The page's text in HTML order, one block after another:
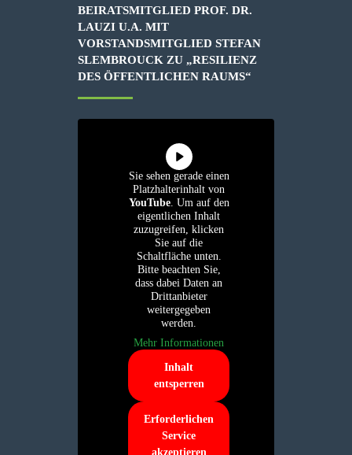
BEIRATSMITGLIED PROF. DR.
LAUZI U.A. MIT
VORSTANDSMITGLIED STEFAN
SLEMBROUCK ZU „RESILIENZ
DES ÖFFENTLICHEN RAUMS“
Sie sehen gerade einen
Platzhalterinhalt von
YouTube. Um auf den
eigentlichen Inhalt
zuzugreifen, klicken
Sie auf die
Schaltfläche unten.
Bitte beachten Sie,
dass dabei Daten an
Drittanbieter
weitergegeben
werden.
Mehr Informationen
Inhalt
entsperren
Erforderlichen
Service
akzeptieren